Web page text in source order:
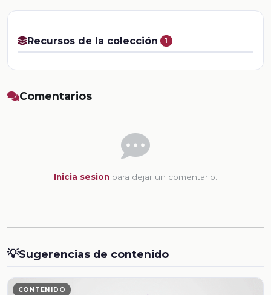
Recursos de la colección 1
Comentarios
Inicia sesion para dejar un comentario.
💡Sugerencias de contenido
CONTENIDO